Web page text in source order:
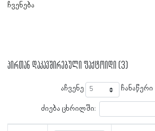
ჩვენება
პირთან დაკავშირებული ფაქტოიდი (3)
აჩვენე ჩანაწერი
ძიება ცხრილში: